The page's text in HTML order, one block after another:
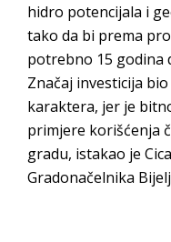
hidro potencijala i
tako da bi prema
potrebno 15 godina
Značaj investicija
karaktera, jer je
primjere korišćenja
gradu, istakao je
Gradonačelnika